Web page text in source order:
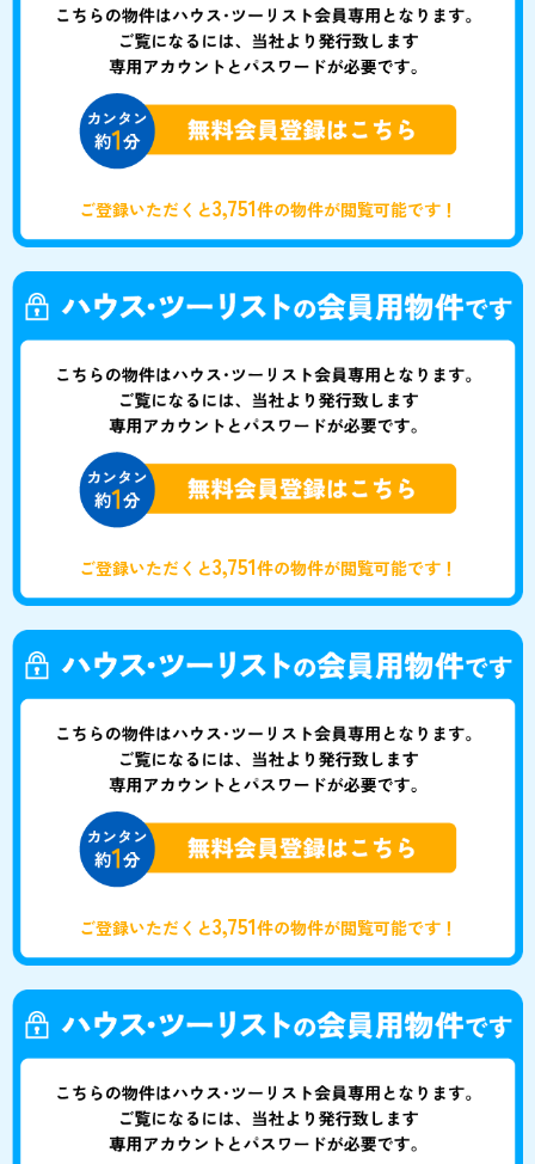
ご登録いただくと3,751件の物件が閲覧可能です！
ご登録いただくと3,751件の物件が閲覧可能です！
ご登録いただくと3,751件の物件が閲覧可能です！